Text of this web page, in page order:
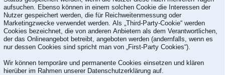
aufsuchen. Ebenso können in einem solchen Cookie die Interessen der
Nutzer gespeichert werden, die für Reichweitenmessung oder
Marketingzwecke verwendet werden. Als „Third-Party-Cookie“ werden
Cookies bezeichnet, die von anderen Anbietern als dem Verantwortlichen,
der das Onlineangebot betreibt, angeboten werden (andernfalls, wenn es
nur dessen Cookies sind spricht man von „First-Party Cookies“).
Wir können temporäre und permanente Cookies einsetzen und klären
hierüber im Rahmen unserer Datenschutzerklärung auf.